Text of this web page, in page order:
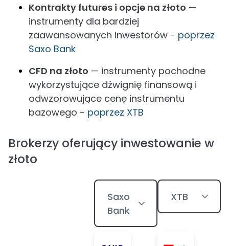
Kontrakty futures i opcje na złoto —
instrumenty dla bardziej
zaawansowanych inwestorów - poprzez
Saxo Bank
CFD na złoto — instrumenty pochodne
wykorzystujące dźwignię finansową i
odwzorowujące cenę instrumentu
bazowego - poprzez XTB
Brokerzy oferujący inwestowanie w
złoto
Saxo
Bank
XTB